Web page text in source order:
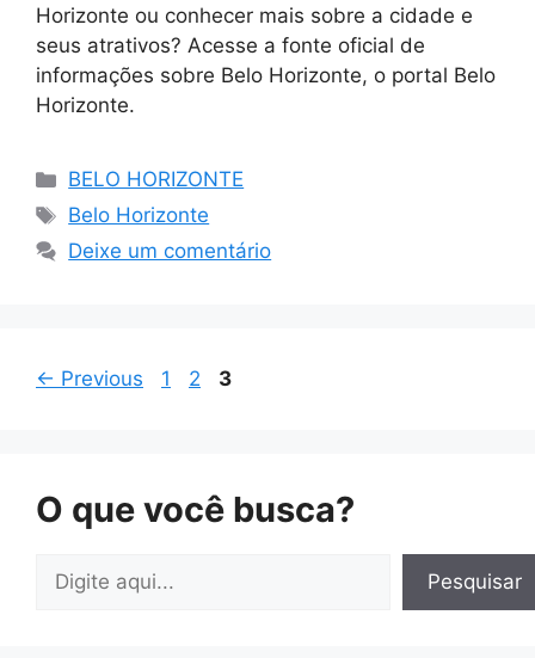
Horizonte ou conhecer mais sobre a cidade e
seus atrativos? Acesse a fonte oficial de
informações sobre Belo Horizonte, o portal Belo
Horizonte.
Categorias
BELO HORIZONTE
Tags
Belo Horizonte
Deixe um comentário
← Previous Page
1 Page
2 Page
3
O que você busca?
Pesquisar
Pesquisar